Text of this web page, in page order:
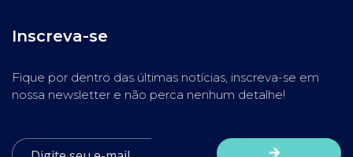
Inscreva-se
Fique por dentro das últimas notícias, inscreva-se em
nossa newsletter e não perca nenhum detalhe!